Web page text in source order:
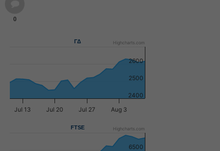
0
ΓΔ
Jul 13 Jul 20 Jul 27 Aug 3
2400
2500
2600
Highcharts.com
FTSE
6500
Highcharts.com